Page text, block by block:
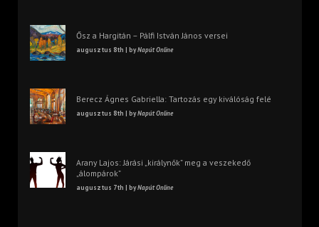
Ősz a Hargitán – Pálfi István János versei
augusztus 8th | byNapút Online
Berecz Ágnes Gabriella: Tartozás egy kiválóság felé
augusztus 8th | byNapút Online
Arany Lajos: Járási „királynők” meg a veszekedő
„álompárok”
augusztus 7th | byNapút Online